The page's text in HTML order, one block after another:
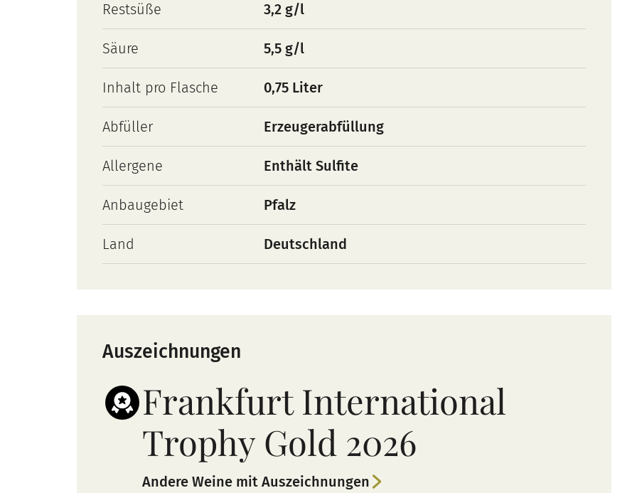
Restsüße 3,2 g/l
Säure 5,5 g/l
Inhalt pro Flasche 0,75 Liter
Abfüller Erzeugerabfüllung
Allergene Enthält Sulfite
Anbaugebiet Pfalz
Land Deutschland
Auszeichnungen
Frankfurt International
Trophy Gold 2026
Andere Weine mit Auszeichnungen